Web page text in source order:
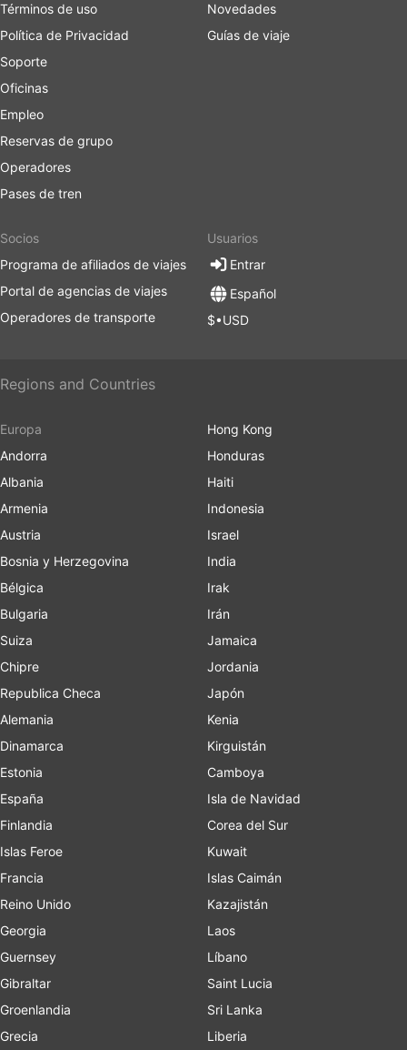
Términos de uso
Política de Privacidad
Soporte
Oficinas
Empleo
Reservas de grupo
Operadores
Pases de tren
Novedades
Guías de viaje
Socios
Programa de afiliados de viajes
Portal de agencias de viajes
Operadores de transporte
Usuarios
Entrar
Español
$•USD
Regions and Countries
Europa
Andorra
Albania
Armenia
Austria
Bosnia y Herzegovina
Bélgica
Bulgaria
Suiza
Chipre
Republica Checa
Alemania
Dinamarca
Estonia
España
Finlandia
Islas Feroe
Francia
Reino Unido
Georgia
Guernsey
Gibraltar
Groenlandia
Grecia
Hong Kong
Honduras
Haiti
Indonesia
Israel
India
Irak
Irán
Jamaica
Jordania
Japón
Kenia
Kirguistán
Camboya
Isla de Navidad
Corea del Sur
Kuwait
Islas Caimán
Kazajistán
Laos
Líbano
Saint Lucia
Sri Lanka
Liberia